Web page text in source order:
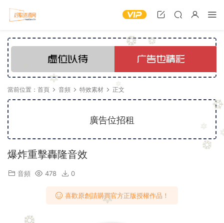
當前位置： 首頁 音頻 特效素材 正文
廣告位招租
爆炸重擊轟隆音效
音頻 478 0
喜歡原創請購買官方正版授權作品！